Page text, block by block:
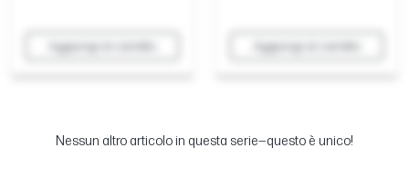
Aggiungi al carrello Aggiungi al carrello
Nessun altro articolo in questa serie—questo è unico!